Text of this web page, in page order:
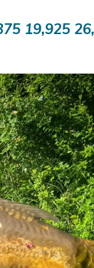
19,925